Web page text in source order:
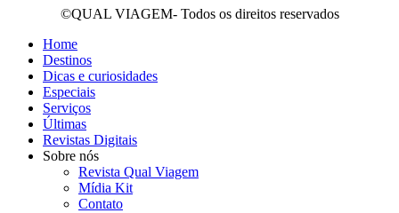
©QUAL VIAGEM- Todos os direitos reservados
Home
Destinos
Dicas e curiosidades
Especiais
Serviços
Últimas
Revistas Digitais
Sobre nós
Revista Qual Viagem
Mídia Kit
Contato